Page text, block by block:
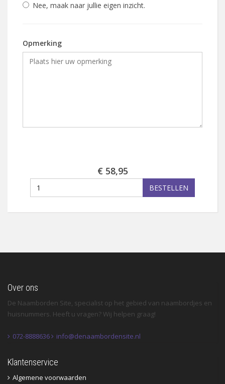
Nee, maak naar jullie eigen inzicht.
Opmerking
€ 58,95
BESTELLEN
Over ons
De Naamborden Site, specialist op het gebied van naambordjes en
huisnummers. Heeft u vragen? Wij helpen graag!
072-8888636 info@denaambordensite.nl
Klantenservice
Algemene voorwaarden